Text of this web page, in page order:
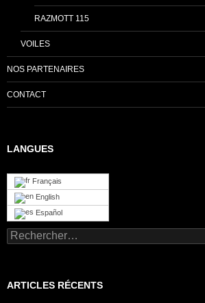
RAZMOTT 115
VOILES
NOS PARTENAIRES
CONTACT
LANGUES
Français
English
Español
Rechercher :
ARTICLES RÉCENTS